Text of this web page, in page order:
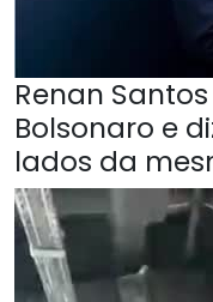
Renan
Bolsonaro e
lados da